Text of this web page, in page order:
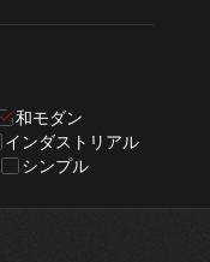
和モダン
インダストリアル
シンプル